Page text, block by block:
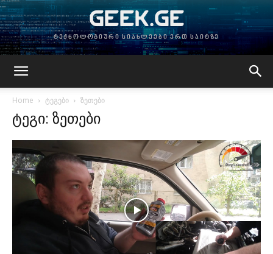
GEEK.GE
ტექნოლოგიური სიახლეები ერთ საიტზე
Home ტეგები ზეთები
ტეგი: ზეთები